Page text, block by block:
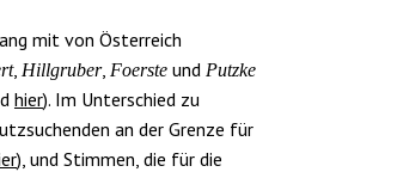
mit von Österreich
, Hillgruber, Foersteund Putzke
hier). Im Unterschied zu
an der Grenze für
), und Stimmen, die für die